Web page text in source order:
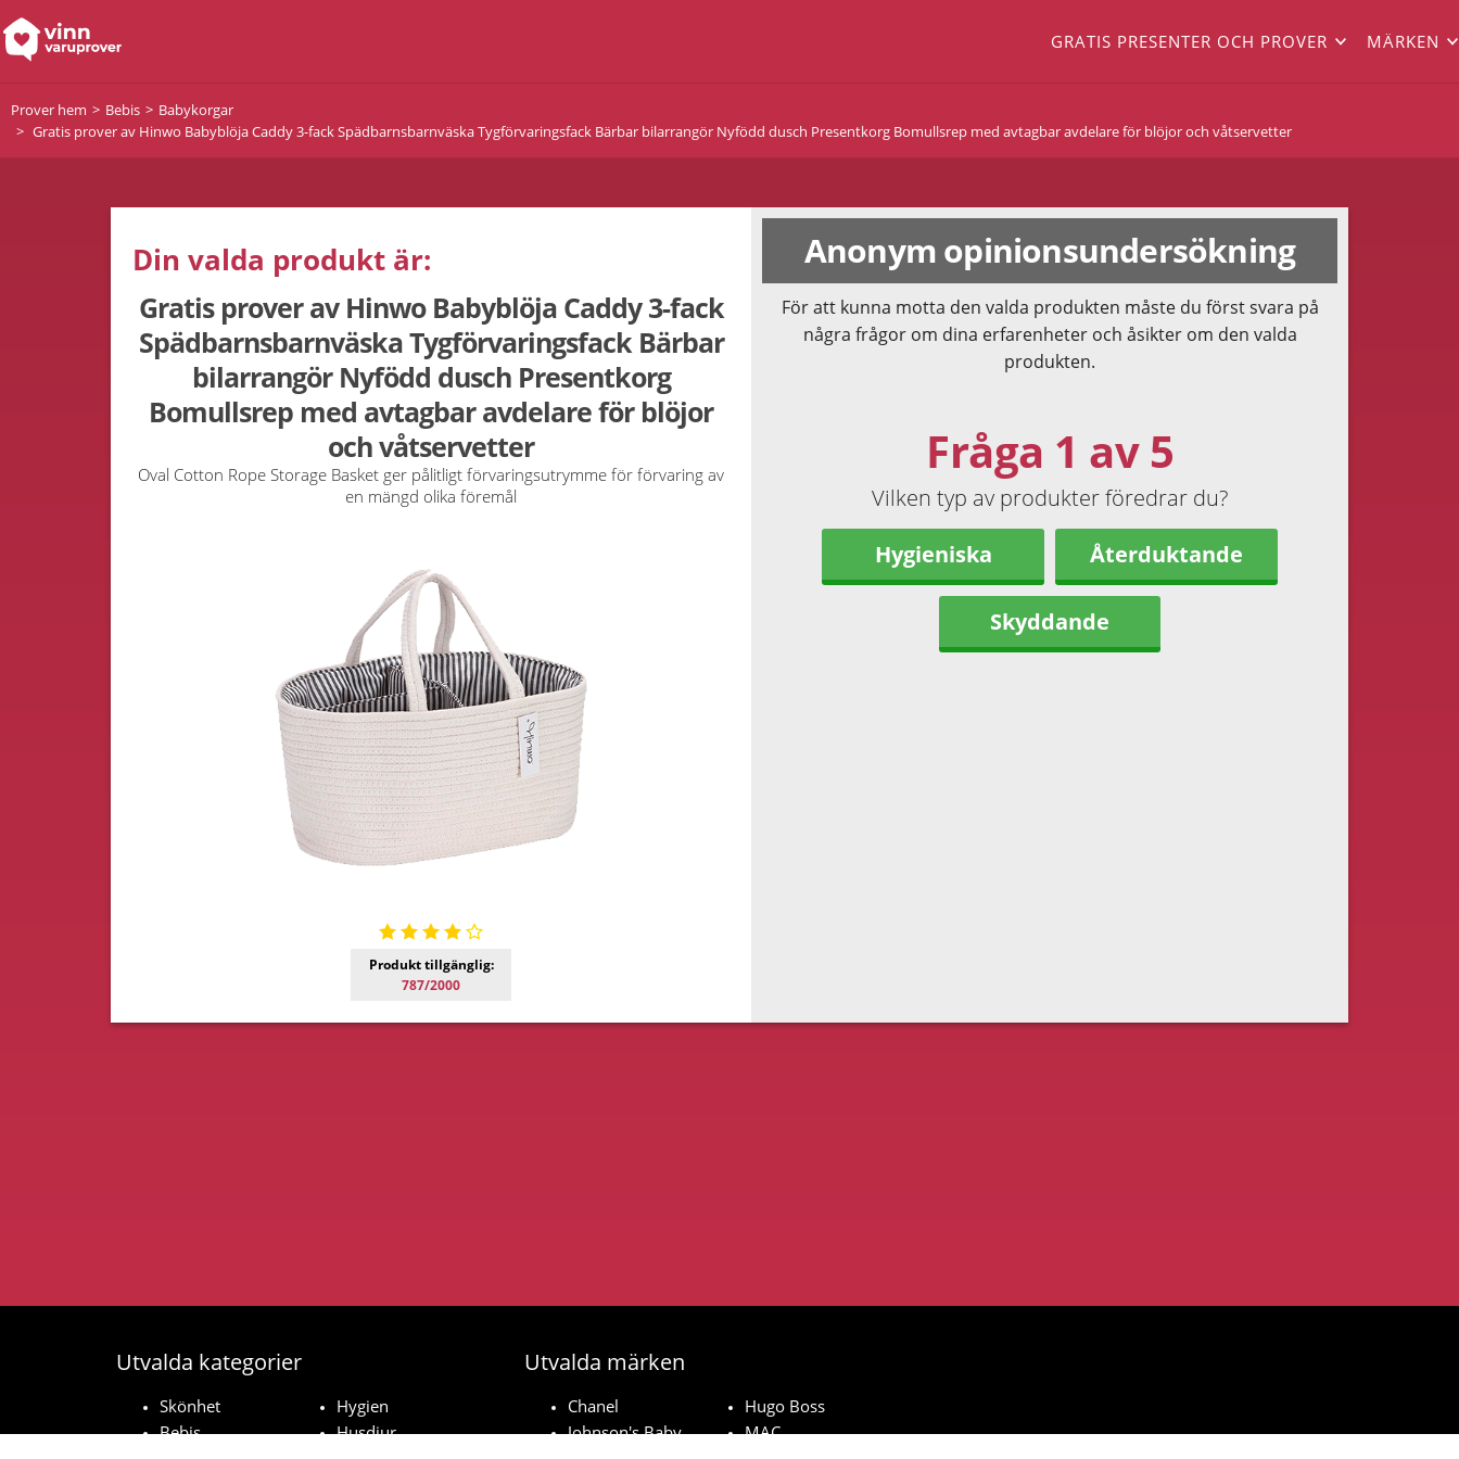
GRATIS PRESENTER OCH PROVER MÄRKEN
Prover hem Bebis
Babykorgar
Gratis prover av Hinwo Babyblöja Caddy 3-fack Spädbarnsbarnväska Tygförvaringsfack Bärbar bilarrangör Nyfödd dusch Presentkorg Bomullsrep med avtagbar avdelare för blöjor och våtservetter
Din valda produkt är:
Gratis prover av Hinwo Babyblöja Caddy 3-fack
Spädbarnsbarnväska Tygförvaringsfack Bärbar
bilarrangör Nyfödd dusch Presentkorg
Bomullsrep med avtagbar avdelare för blöjor
och våtservetter
Oval Cotton Rope Storage Basket ger pålitligt förvaringsutrymme för förvaring av
en mängd olika föremål
Produkt tillgänglig:
787/2000
Anonym opinionsundersökning
För att kunna motta den valda produkten måste du först svara på
några frågor om dina erfarenheter och åsikter om den valda
produkten.
Fråga 1 av 5
Vilken typ av produkter föredrar du?
Hygieniska
Återduktande
Skyddande
Utvalda kategorier
Skönhet
Hygien
Bebis
Husdjur
Utvalda märken
Chanel
Hugo Boss
Johnson's Baby
MAC